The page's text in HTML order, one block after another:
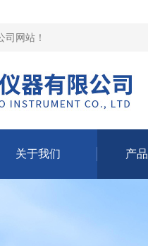
司网站 ！
关于我们 产